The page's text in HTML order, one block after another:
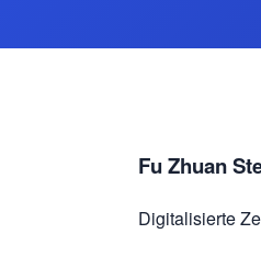
Fu Zhuan
Digitalisierte